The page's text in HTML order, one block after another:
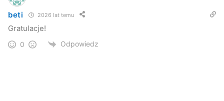
Gamrat Jasło
beti 2026 lat temu
Gratulacje!
0 Odpowiedz